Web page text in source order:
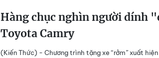
Hàng chục nghìn người dính
Toyota Camry
(Kiến Thức) - Chương trình tặng xe “rởm” xuất